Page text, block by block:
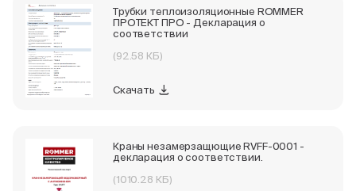
Трубки теплоизоляционные ROMMER
ПРОТЕКТ ПРО - Декларация о
соответствии
(92.58 КБ)
Скачать
Краны незамерзащющие RVFF-0001 -
декларация о соответствии.
(1010.28 КБ)